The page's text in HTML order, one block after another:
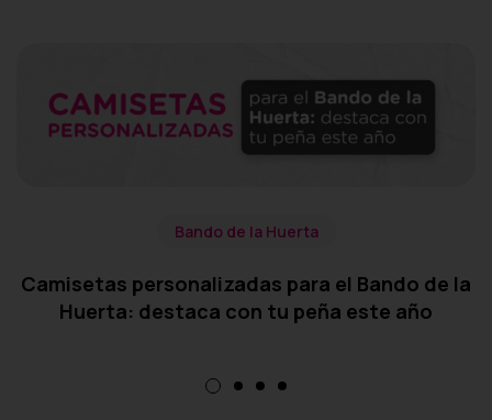
Bando de la Huerta
Camisetas personalizadas para el Bando de la
Huerta: destaca con tu peña este año